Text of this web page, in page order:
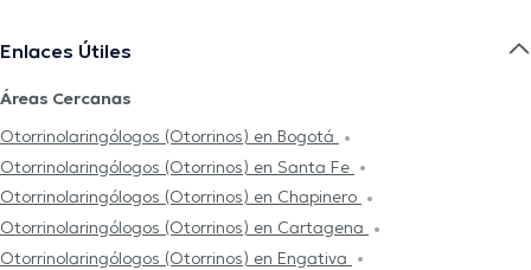
Enlaces Útiles
Áreas Cercanas
Otorrinolaringólogos (Otorrinos) en Bogotá
Otorrinolaringólogos (Otorrinos) en Santa Fe
Otorrinolaringólogos (Otorrinos) en Chapinero
Otorrinolaringólogos (Otorrinos) en Cartagena
Otorrinolaringólogos (Otorrinos) en Engativa